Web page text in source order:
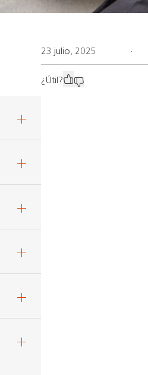
23 julio, 2025 ·
¿Útil?